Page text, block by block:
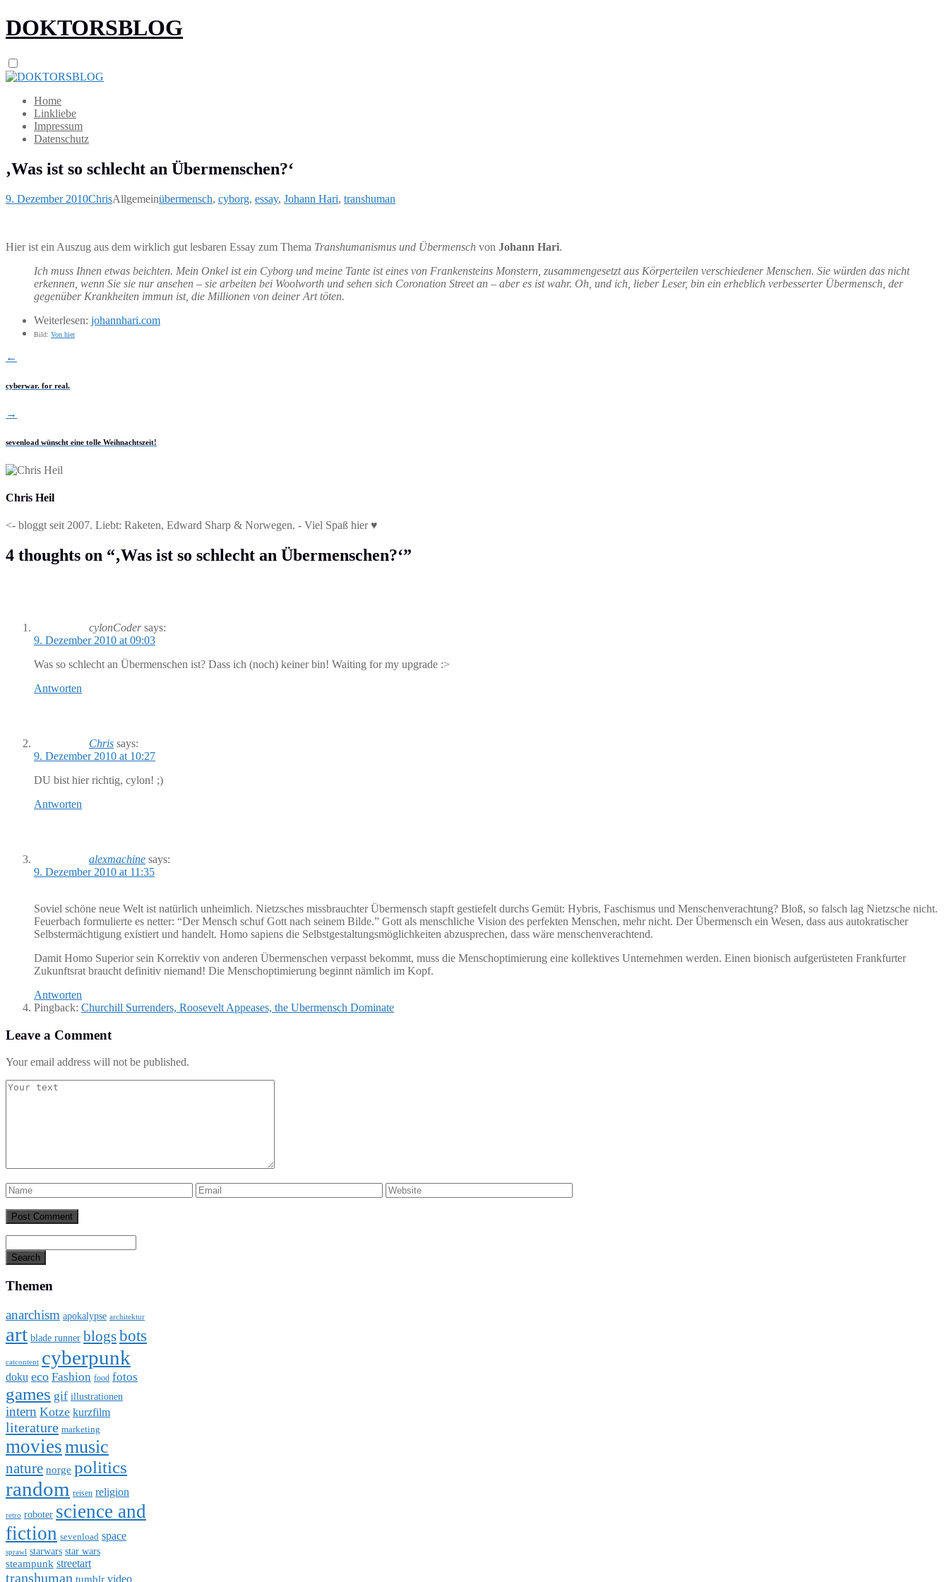
DOKTORSBLOG
Home
Linkliebe
Impressum
Datenschutz
‚Was ist so schlecht an Übermenschen?‘
9. Dezember 2010ChrisAllgemeinübermensch, cyborg, essay, Johann Hari, transhuman
Hier ist ein Auszug aus dem wirklich gut lesbaren Essay zum Thema Transhumanismus und Übermensch von Johann Hari.
Ich muss Ihnen etwas beichten. Mein Onkel ist ein Cyborg und meine Tante ist eines von Frankensteins Monstern, zusammengesetzt aus Körperteilen verschiedener Menschen. Sie würden das nicht
erkennen, wenn Sie sie nur ansehen – sie arbeiten bei Woolworth und sehen sich Coronation Street an – aber es ist wahr. Oh, und ich, lieber Leser, bin ein erheblich verbesserter Übermensch, der
gegenüber Krankheiten immun ist, die Millionen von deiner Art töten.
Weiterlesen: johannhari.com
Bild: Von hier
←
cyberwar. for real.
→
sevenload wünscht eine tolle Weihnachtszeit!
Chris Heil
<- bloggt seit 2007. Liebt: Raketen, Edward Sharp & Norwegen. - Viel Spaß hier ♥
4 thoughts on “‚Was ist so schlecht an Übermenschen?‘”
cylonCoder says:
9. Dezember 2010 at 09:03
Was so schlecht an Übermenschen ist? Dass ich (noch) keiner bin! Waiting for my upgrade :>
Antworten
Chris says:
9. Dezember 2010 at 10:27
DU bist hier richtig, cylon! ;)
Antworten
alexmachine says:
9. Dezember 2010 at 11:35
Soviel schöne neue Welt ist natürlich unheimlich. Nietzsches missbrauchter Übermensch stapft gestiefelt durchs Gemüt: Hybris, Faschismus und Menschenverachtung? Bloß, so falsch lag Nietzsche nicht.
Feuerbach formulierte es netter: “Der Mensch schuf Gott nach seinem Bilde.” Gott als menschliche Vision des perfekten Menschen, mehr nicht. Der Übermensch ein Wesen, dass aus autokratischer
Selbstermächtigung existiert und handelt. Homo sapiens die Selbstgestaltungsmöglichkeiten abzusprechen, dass wäre menschenverachtend.
Damit Homo Superior sein Korrektiv von anderen Übermenschen verpasst bekommt, muss die Menschoptimierung eine kollektives Unternehmen werden. Einen bionisch aufgerüsteten Frankfurter
Zukunftsrat braucht definitiv niemand! Die Menschoptimierung beginnt nämlich im Kopf.
Antworten
Pingback: Churchill Surrenders, Roosevelt Appeases, the Ubermensch Dominate
Leave a Comment
Your email address will not be published.
Themen
anarchism apokalypse architektur
art blade runner blogsbots
catcontent cyberpunk
doku eco Fashion food fotos
games gif illustrationen
intern Kotze kurzfilm
literature marketing
moviesmusic
nature norge politics
random reisen religion
retro roboter science and
fiction sevenload space
sprawl starwars star wars
steampunk streetart
transhuman tumblr video